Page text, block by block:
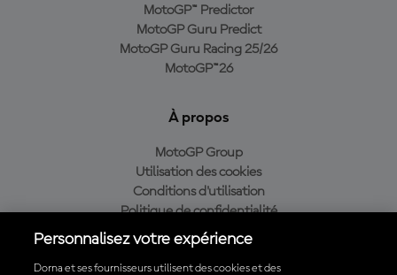
MotoGP™ Predictor
MotoGP Guru Predict
MotoGP Guru Racing 25/26
MotoGP™26
À propos
MotoGP Group
Utilisation des cookies
Conditions d'utilisation
Politique de confidentialité
Politique d’achat
Personnalisez votre expérience
Dorna et ses fournisseurs utilisent des cookies et des